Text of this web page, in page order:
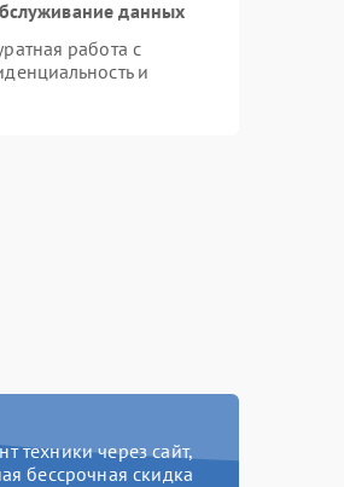
данных
работа с
и
техники через сайт,
бессрочная скидка